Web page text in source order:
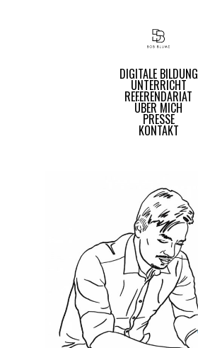
DIGITALE BILDUNG
UNTERRICHT
REFERENDARIAT
ÜBER MICH
PRESSE
KONTAKT